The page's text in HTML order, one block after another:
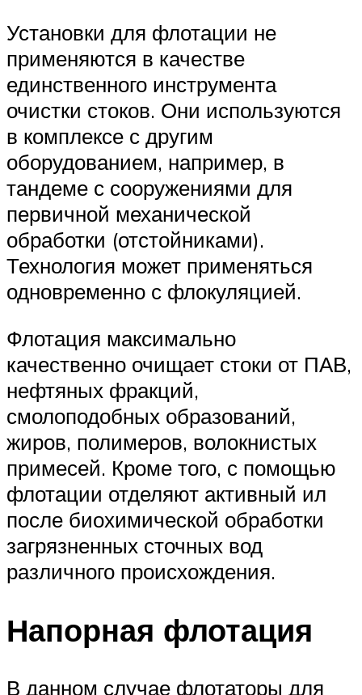
Установки для флотации не
применяются в качестве
единственного инструмента
очистки стоков. Они используются
в комплексе с другим
оборудованием, например, в
тандеме с сооружениями для
первичной механической
обработки (отстойниками).
Технология может применяться
одновременно с флокуляцией.
Флотация максимально
качественно очищает стоки от ПАВ,
нефтяных фракций,
смолоподобных образований,
жиров, полимеров, волокнистых
примесей. Кроме того, с помощью
флотации отделяют активный ил
после биохимической обработки
загрязненных сточных вод
различного происхождения.
Напорная флотация
В данном случае флотаторы для